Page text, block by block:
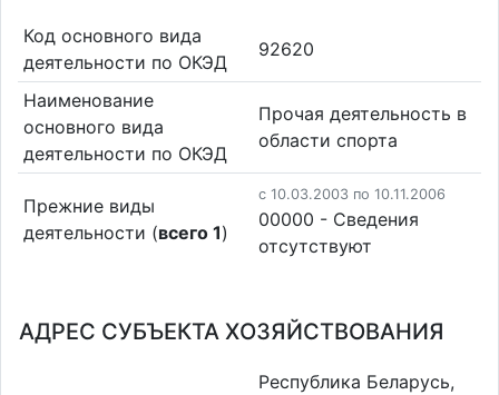
Код основного вида
деятельности по ОКЭД
92620
Наименование
основного вида
деятельности по ОКЭД
Прочая деятельность в
области спорта
Прежние виды
деятельности (всего 1)
c 10.03.2003 по 10.11.2006
00000 - Cведения
отсутствуют
АДРЕС СУБЪЕКТА ХОЗЯЙСТВОВАНИЯ
Республика Беларусь,